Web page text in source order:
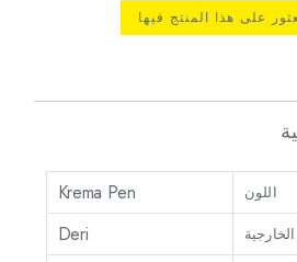
على هذا المنتج فيها
اللون Krema Pen
Deri